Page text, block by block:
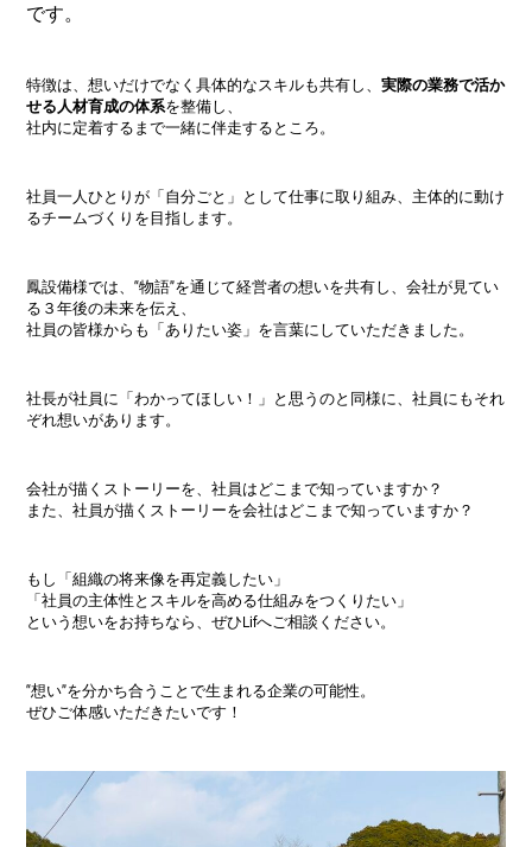
です。
特徴は、想いだけでなく具体的なスキルも共有し、実際の業務で活か
せる人材育成の体系を整備し、
社内に定着するまで一緒に伴走するところ。
社員一人ひとりが「自分ごと」として仕事に取り組み、主体的に動け
るチームづくりを目指します。
鳳設備様では、“物語”を通じて経営者の想いを共有し、会社が見てい
る３年後の未来を伝え、
社員の皆様からも「ありたい姿」を言葉にしていただきました。
社長が社員に「わかってほしい！」と思うのと同様に、社員にもそれ
ぞれ想いがあります。
会社が描くストーリーを、社員はどこまで知っていますか？
また、社員が描くストーリーを会社はどこまで知っていますか？
もし「組織の将来像を再定義したい」
「社員の主体性とスキルを高める仕組みをつくりたい」
という想いをお持ちなら、ぜひLifへご相談ください。
“想い”を分かち合うことで生まれる企業の可能性。
ぜひご体感いただきたいです！